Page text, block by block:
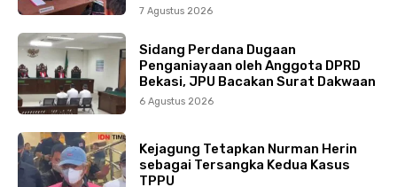
7 Agustus 2026
Sidang Perdana Dugaan
Penganiayaan oleh Anggota DPRD
Bekasi, JPU Bacakan Surat Dakwaan
6 Agustus 2026
Kejagung Tetapkan Nurman Herin
sebagai Tersangka Kedua Kasus
TPPU